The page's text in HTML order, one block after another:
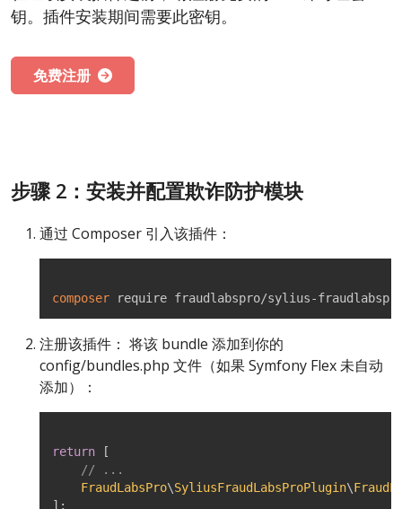
钥。插件安装期间需要此密钥。
免费注册
步骤 2：安装并配置欺诈防护模块
通过 Composer 引入该插件：
composer require fraudlabspro/sylius-
注册该插件： 将该 bundle 添加到你的
config/bundles.php 文件（如果 Symfony Flex 未自动
添加）：
return
[
// ...
FraudLabsPro\SyliusFraudLabsProPlugin\
] ;